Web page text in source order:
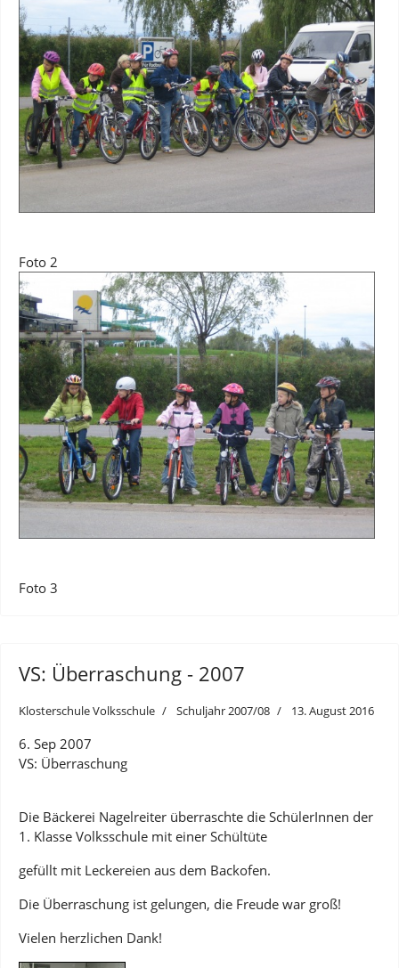
Foto 2
Foto 3
VS: Überraschung - 2007
Klosterschule Volksschule Schuljahr 2007/08 13. August 2016
6. Sep 2007
VS: Überraschung
Die Bäckerei Nagelreiter überraschte die SchülerInnen der
1. Klasse Volksschule mit einer Schültüte
gefüllt mit Leckereien aus dem Backofen.
Die Überraschung ist gelungen, die Freude war groß!
Vielen herzlichen Dank!